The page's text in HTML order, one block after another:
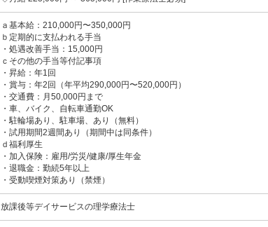
ａ基本給：210,000円〜350,000円
ｂ定期的に支払われる手当
・処遇改善手当：15,000円
ｃその他の手当等付記事項
・昇給：年1回
・賞与：年2回（年平均290,000円〜520,000円）
・交通費：月50,000円まで
・車、バイク、自転車通勤OK
・駐輪場あり、駐車場、あり（無料）
・試用期間2週間あり（期間中は同条件）
ｄ福利厚生
・加入保険：雇用/労災/健康/厚生年金
・退職金：勤続5年以上
・受動喫煙対策あり（禁煙）
放課後等デイサービスの理学療法士